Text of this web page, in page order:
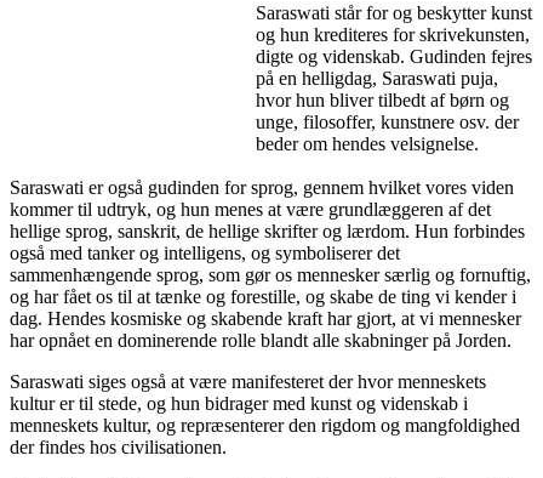
Saraswati står for og beskytter kunst
og hun krediteres for skrivekunsten,
digte og videnskab. Gudinden fejres
på en helligdag, Saraswati puja,
hvor hun bliver tilbedt af børn og
unge, filosoffer, kunstnere osv. der
beder om hendes velsignelse.
Saraswati er også gudinden for sprog, gennem hvilket vores viden
kommer til udtryk, og hun menes at være grundlæggeren af det
hellige sprog, sanskrit, de hellige skrifter og lærdom. Hun forbindes
også med tanker og intelligens, og symboliserer det
sammenhængende sprog, som gør os mennesker særlig og fornuftig,
og har fået os til at tænke og forestille, og skabe de ting vi kender i
dag. Hendes kosmiske og skabende kraft har gjort, at vi mennesker
har opnået en dominerende rolle blandt alle skabninger på Jorden.
Saraswati siges også at være manifesteret der hvor menneskets
kultur er til stede, og hun bidrager med kunst og videnskab i
menneskets kultur, og repræsenterer den rigdom og mangfoldighed
der findes hos civilisationen.